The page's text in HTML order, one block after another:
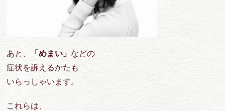
あと、 「めまい」 などの
症状を訴えるかたも
いらっしゃいます。
これらは、